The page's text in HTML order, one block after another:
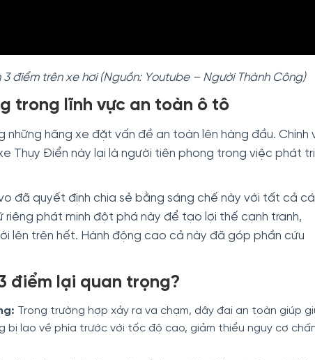
điểm trên xe hơi (Nguồn: Youtube – Người Thành Công)
trong lĩnh vực an toàn ô tô
hãng xe đặt vấn đề an toàn lên hàng đầu. Chính
Thụy Điển này lại là người tiên phong trong việc phát
đã quyết định chia sẻ bằng sáng chế này với tất cả
riêng phát minh đột phá này để tạo lợi thế cạnh tranh,
lên trên hết. Hành động cao cả này đã góp phần cứu
điểm lại quan trọng?
Trong trường hợp xảy ra va chạm, dây đai an toàn giúp
bị lao về phía trước với tốc độ cao, giảm thiểu nguy cơ